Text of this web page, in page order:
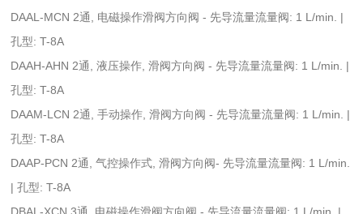
DAAL-MCN 2通, 电磁操作滑阀方向阀 - 先导流量流量阀: 1 L/min. |
孔型: T-8A
DAAH-AHN 2通, 液压操作, 滑阀方向阀 - 先导流量流量阀: 1 L/min. |
孔型: T-8A
DAAM-LCN 2通, 手动操作, 滑阀方向阀 - 先导流量流量阀: 1 L/min. |
孔型: T-8A
DAAP-PCN 2通, 气控操作式, 滑阀方向阀- 先导流量流量阀: 1 L/min.
| 孔型: T-8A